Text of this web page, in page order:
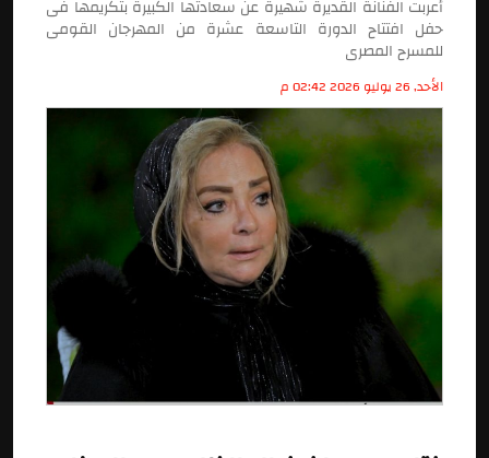
أعربت الفنانة القديرة شهيرة عن سعادتها الكبيرة بتكريمها فى
حفل افتتاح الدورة التاسعة عشرة من المهرجان القومى
للمسرح المصرى
الأحد, 26 يوليو 2026 02:42 م